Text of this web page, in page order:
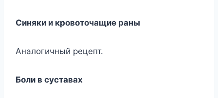
Синяки и кровоточащие раны
Аналогичный рецепт.
Боли в суставах